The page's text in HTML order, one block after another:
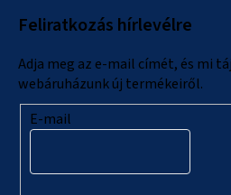
Feliratkozás hírlevélre
Adja meg az e-mail címét, és mi
webáruházunk új termékeiről.
E-mail